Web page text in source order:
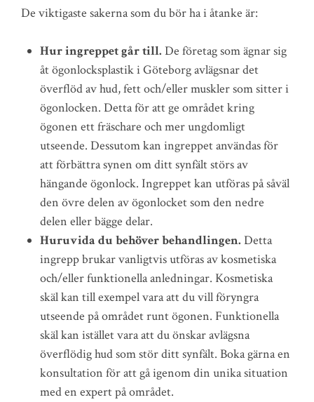
De viktigaste sakerna som du bör ha i åtanke är:
Hur ingreppet går till. De företag som ägnar sig
åt ögonlocksplastik i Göteborg avlägsnar det
överflöd av hud, fett och/eller muskler som sitter i
ögonlocken. Detta för att ge området kring
ögonen ett fräschare och mer ungdomligt
utseende. Dessutom kan ingreppet användas för
att förbättra synen om ditt synfält störs av
hängande ögonlock. Ingreppet kan utföras på såväl
den övre delen av ögonlocket som den nedre
delen eller bägge delar.
Huruvida du behöver behandlingen. Detta
ingrepp brukar vanligtvis utföras av kosmetiska
och/eller funktionella anledningar. Kosmetiska
skäl kan till exempel vara att du vill föryngra
utseende på området runt ögonen. Funktionella
skäl kan istället vara att du önskar avlägsna
överflödig hud som stör ditt synfält. Boka gärna en
konsultation för att gå igenom din unika situation
med en expert på området.